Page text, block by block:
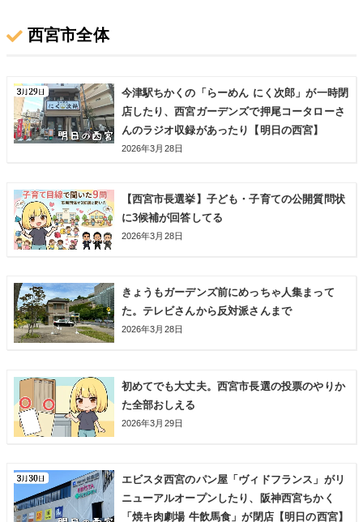
西宮市全体
今津駅ちかくの「らーめん にく次郎」が一時閉
店したり、西宮ガーデンズで押尾コータローさ
んのラジオ収録があったり【明日の西宮】
2026年3月28日
【西宮市長選挙】子ども・子育ての公開質問状
に3候補が回答してる
2026年3月28日
きょうもガーデンズ前にめっちゃ人集まって
た。テレビさんから反対派さんまで
2026年3月28日
初めてでも大丈夫。西宮市長選の投票のやりか
た全部おしえる
2026年3月29日
エビスタ西宮のパン屋「ヴィドフランス」がリ
ニューアルオープンしたり、阪神西宮ちかく
「焼キ肉劇場 牛飲馬食」が閉店【明日の西宮】